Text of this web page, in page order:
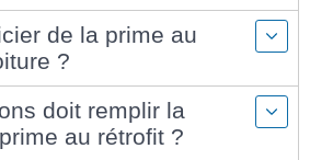
de la prime au
?
doit remplir la
au rétrofit ?